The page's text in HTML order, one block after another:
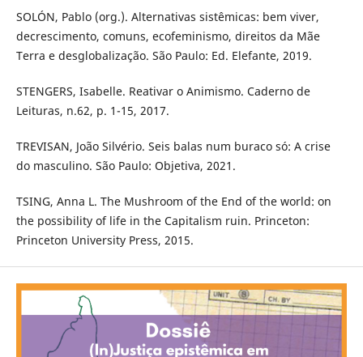
SOLÓN, Pablo (org.). Alternativas sistêmicas: bem viver,
decrescimento, comuns, ecofeminismo, direitos da Mãe
Terra e desglobalização. São Paulo: Ed. Elefante, 2019.
STENGERS, Isabelle. Reativar o Animismo. Caderno de
Leituras, n.62, p. 1-15, 2017.
TREVISAN, João Silvério. Seis balas num buraco só: A crise
do masculino. São Paulo: Objetiva, 2021.
TSING, Anna L. The Mushroom of the End of the world: on
the possibility of life in the Capitalism ruin. Princeton:
Princeton University Press, 2015.